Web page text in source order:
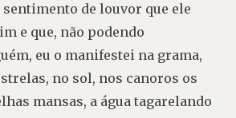
sentimento de louvor que ele
e que, não podendo
eu o manifestei na grama,
no sol, nos canoros os
mansas, a água tagarelando